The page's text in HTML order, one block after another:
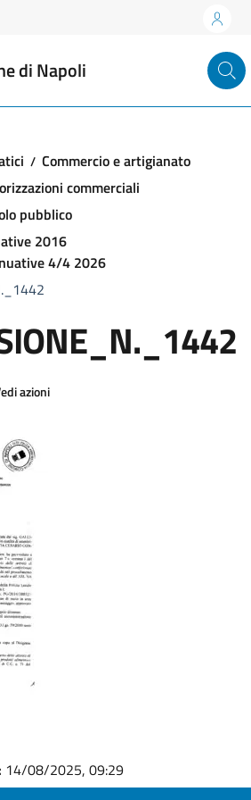
di Napoli
Commercio e artigianato
commerciali
pubblico
2016
4/4 2026
azioni
14/08/2025, 09:29